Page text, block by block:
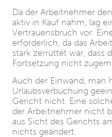
Da der Arbeitnehmer
aktiv in Kauf nahm, lag
Vertrauensbruch vor.
erforderlich, da das
stark zerrüttet war, dass
Fortsetzung nicht
Auch der Einwand, man
Urlaubsverbuchung
Gericht nicht. Eine
der Arbeitnehmer nicht
aus Sicht des Gerichts
nichts geändert.